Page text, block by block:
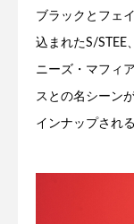
ブラックとフェ
込まれたS/STEE
ニーズ・マフィ
スとの名シーン
インナップされる